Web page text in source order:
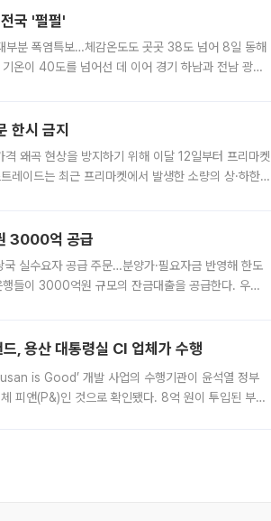
국 '펄펄'
분 폭염특보…체감온도도 곳곳 38도 넘어 8일 동해
온이 40도를 넘어선 데 이어 경기 하남과 전남 광양
한시 금지
왜곡 현상을 방지하기 위해 이달 12일부터 프리마켓
레이드는 최근 프리마켓에서 발생한 소량의 상·하한
3000억 공급
실수요자 공급 주문…분양가·필요자금 반영해 한도
들이 3000억원 규모의 잔금대출을 공급한다. 우리
용산 대통령실 CI 업체가 수행
is Good’ 개발 사업의 수행기관이 윤석열 정부
피앤(P&)인 것으로 확인됐다. 8억 원이 투입된 부산